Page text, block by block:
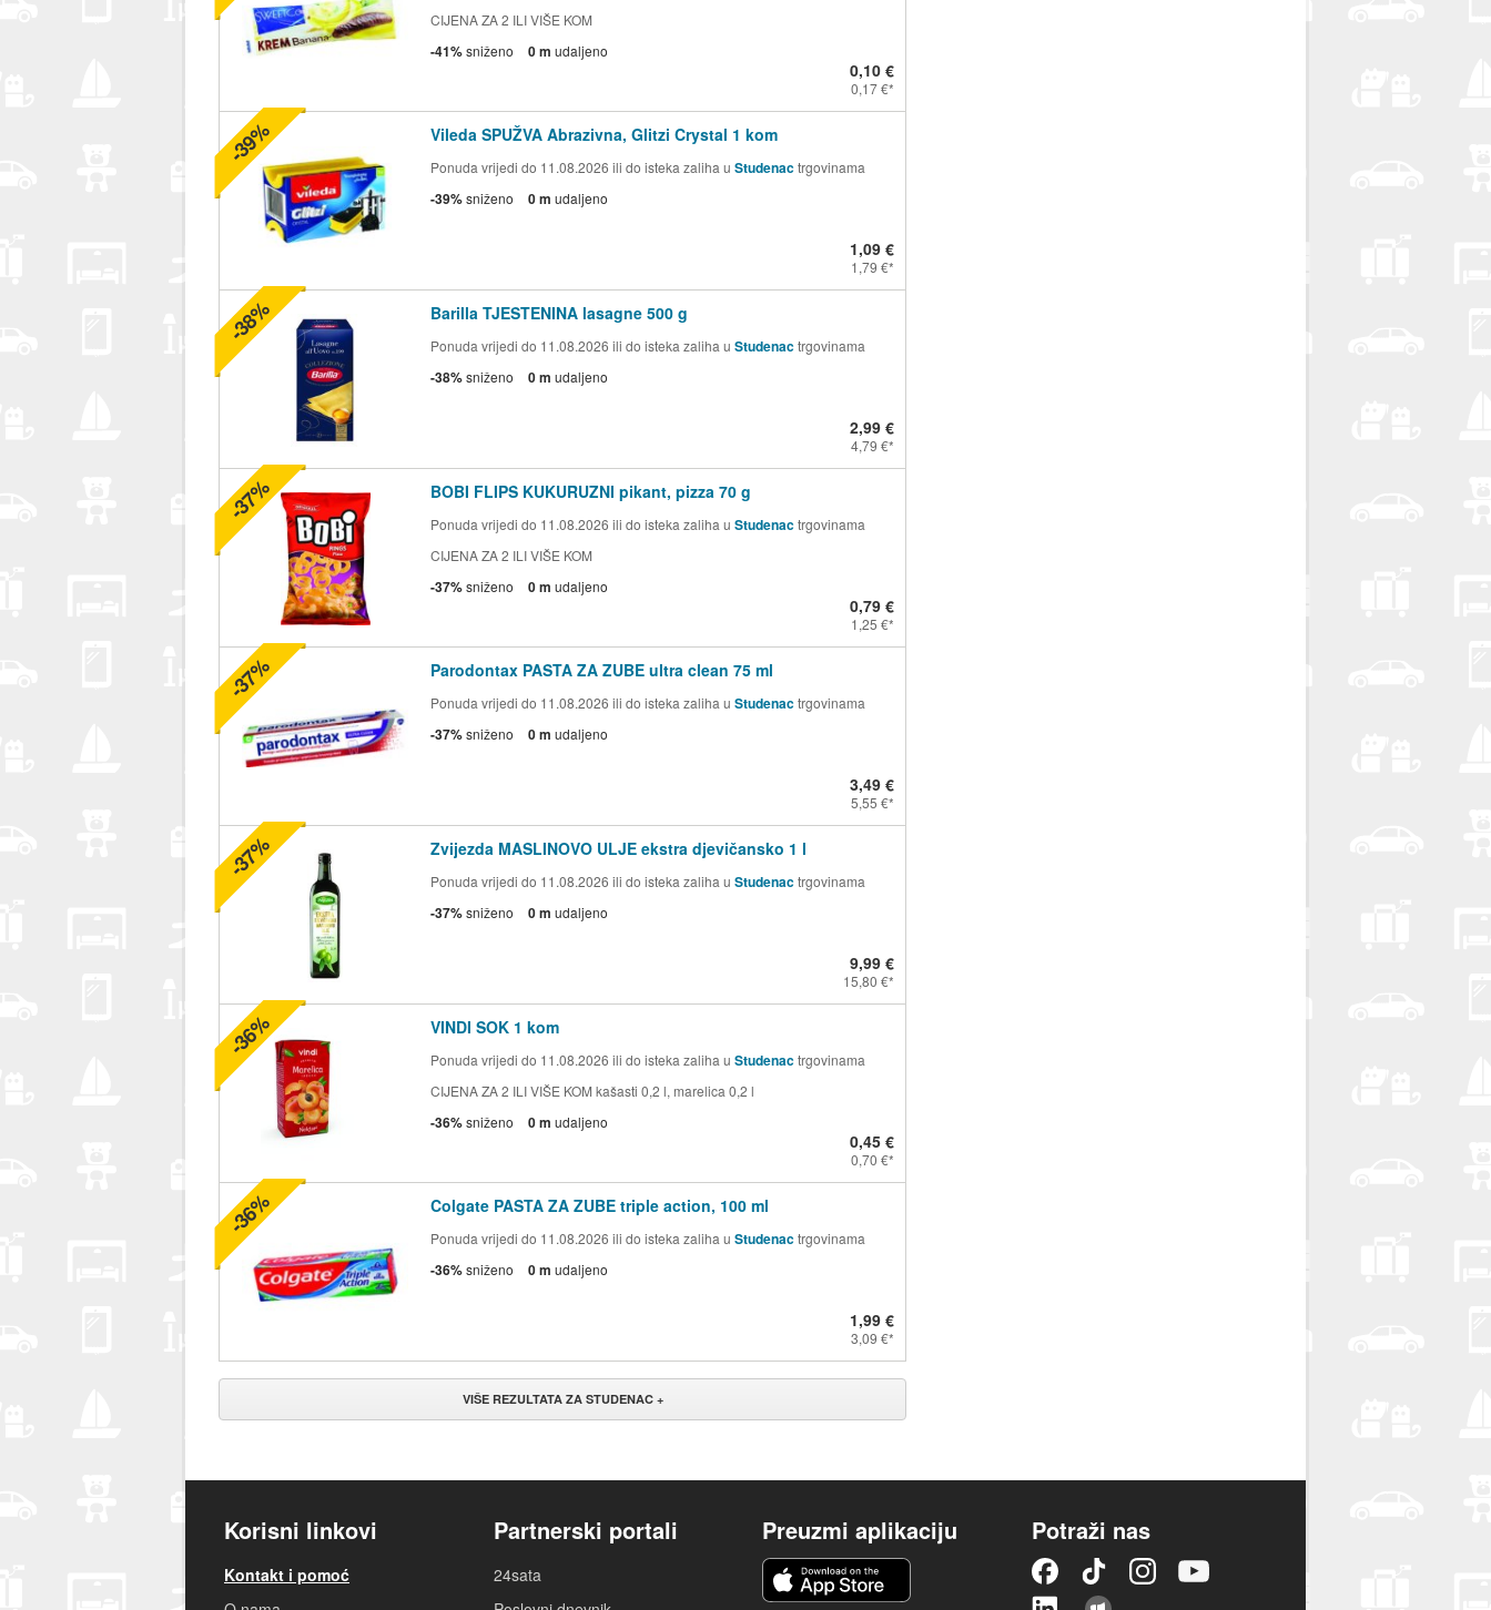
CIJENA ZA 2 ILI VIŠE KOM
-41%sniženo 0 m udaljeno
0,10 €
0,17 €
Vileda SPUŽVA Abrazivna, Glitzi Crystal 1 kom
Ponuda vrijedi do 11.08.2026 ili do isteka zaliha u Studenactrgovinama
-39%sniženo 0 m udaljeno
1,09 €
1,79 €
-39%
Barilla TJESTENINA lasagne 500 g
Ponuda vrijedi do 11.08.2026 ili do isteka zaliha u Studenactrgovinama
-38%sniženo 0 m udaljeno
2,99 €
4,79 €
-38%
BOBI FLIPS KUKURUZNI pikant, pizza 70 g
Ponuda vrijedi do 11.08.2026 ili do isteka zaliha u Studenactrgovinama
CIJENA ZA 2 ILI VIŠE KOM
-37%sniženo 0 m udaljeno
0,79 €
1,25 €
-37%
Parodontax PASTA ZA ZUBE ultra clean 75 ml
Ponuda vrijedi do 11.08.2026 ili do isteka zaliha u Studenactrgovinama
-37%sniženo 0 m udaljeno
3,49 €
5,55 €
-37%
Zvijezda MASLINOVO ULJE ekstra djevičansko 1 l
Ponuda vrijedi do 11.08.2026 ili do isteka zaliha u Studenactrgovinama
-37%sniženo 0 m udaljeno
9,99 €
15,80 €
-37%
VINDI SOK 1 kom
Ponuda vrijedi do 11.08.2026 ili do isteka zaliha u Studenactrgovinama
CIJENA ZA 2 ILI VIŠE KOM kašasti 0,2 l, marelica 0,2 l
-36%sniženo 0 m udaljeno
0,45 €
0,70 €
-36%
Colgate PASTA ZA ZUBE triple action, 100 ml
Ponuda vrijedi do 11.08.2026 ili do isteka zaliha u Studenactrgovinama
-36%sniženo 0 m udaljeno
1,99 €
3,09 €
-36%
VIŠE REZULTATA ZA STUDENAC +
Korisni linkovi
Kontakt i pomoć
Partnerski portali
24sata
Preuzmi aplikaciju Potraži nas